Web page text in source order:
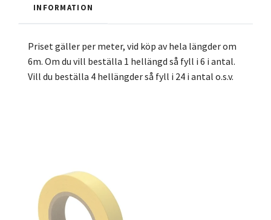
INFORMATION
Priset gäller per meter, vid köp av hela längder om
6m. Om du vill beställa 1 hellängd så fyll i 6 i antal.
Vill du beställa 4 hellängder så fyll i 24 i antal o.s.v.